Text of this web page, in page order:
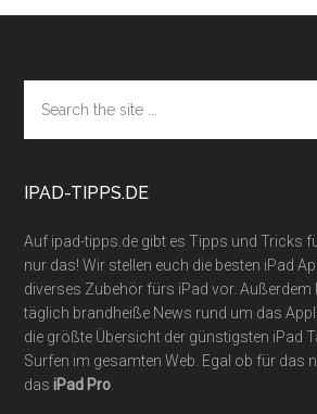
Footer
the
site
IPAD-TIPPS.DE
Auf ipad-tipps.de gibt es Tipps und Tricks
nur das! Wir stellen euch die besten iPad
diverses Zubehör fürs iPad vor. Außerdem
täglich brandheiße News rund um das
die größte Übersicht der günstigsten iPad
Surfen im gesamten Web. Egal ob für das
dasiPad Pro